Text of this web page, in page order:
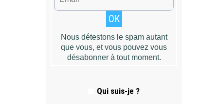
Qui suis-je ?